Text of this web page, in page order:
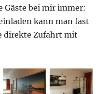
Gäste bei mir immer:
kann man fast
direkte Zufahrt mit